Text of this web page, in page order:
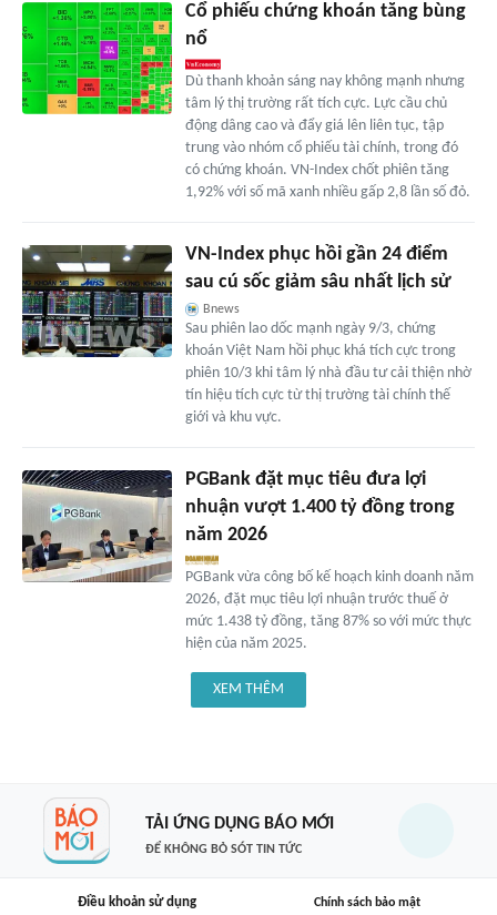
Cổ phiếu chứng khoán tăng bùng
nổ
Dù thanh khoản sáng nay không mạnh nhưng
tâm lý thị trường rất tích cực. Lực cầu chủ
động dâng cao và đẩy giá lên liên tục, tập
trung vào nhóm cổ phiếu tài chính, trong đó
có chứng khoán. VN-Index chốt phiên tăng
1,92% với số mã xanh nhiều gấp 2,8 lần số đỏ.
VN-Index phục hồi gần 24 điểm
sau cú sốc giảm sâu nhất lịch sử
Bnews
Sau phiên lao dốc mạnh ngày 9/3, chứng
khoán Việt Nam hồi phục khá tích cực trong
phiên 10/3 khi tâm lý nhà đầu tư cải thiện nhờ
tín hiệu tích cực từ thị trường tài chính thế
giới và khu vực.
PGBank đặt mục tiêu đưa lợi
nhuận vượt 1.400 tỷ đồng trong
năm 2026
PGBank vừa công bố kế hoạch kinh doanh năm
2026, đặt mục tiêu lợi nhuận trước thuế ở
mức 1.438 tỷ đồng, tăng 87% so với mức thực
hiện của năm 2025.
XEM THÊM
TẢI ỨNG DỤNG BÁO MỚI
ĐỂ KHÔNG BỎ SÓT TIN TỨC
Điều khoản sử dụng Chính sách bảo mật